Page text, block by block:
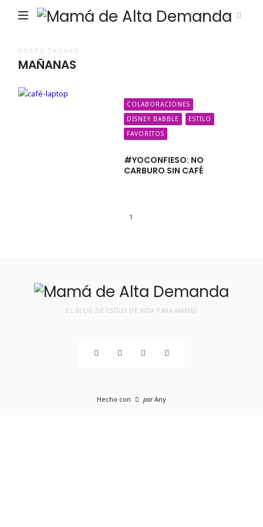
POSTS TAGGED
MAÑANAS
COLABORACIONES
DISNEY BABBLE
ESTILO
FAVORITOS
#YOCONFIESO: NO
CARBURO SIN CAFÉ
1
EL BLOG DE ESTILO DE VIDA PARA MAMÁS
Hecho con porAny